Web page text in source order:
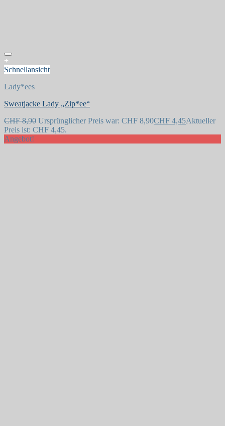
Auf die Wunschliste
+
Schnellansicht
Lady*ees
Sweatjacke Lady „Zip*ee“
CHF8,90 Ursprünglicher Preis war: CHF 8,90CHF 4,45Aktueller
Preis ist: CHF 4,45.
Angebot!